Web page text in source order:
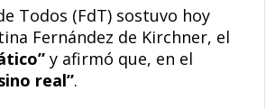
Todos (FdT) sostuvo hoy
Fernández de Kirchner, el
y afirmó que, en el
real”.